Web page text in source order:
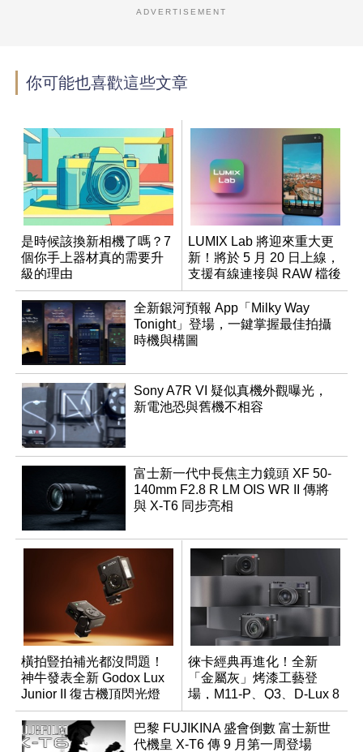
ADVERTISEMENT
你可能也喜歡這些文章
是時候該換新相機了嗎？7
個你手上器材真的需要升
級的理由
LUMIX Lab 將迎來重大更
新！將於 5 月 20 日上線，
支援有線連接與 RAW 檔後
製
全新銀河預報 App「Milky Way
Tonight」登場，一鍵掌握最佳拍攝
時機與構圖
Sony A7R VI 疑似真機外觀曝光，
新電池恐與舊機不相容
富士新一代中長焦主力鏡頭 XF 50-
140mm F2.8 R LM OIS WR II 傳將
與 X-T6 同步亮相
橫拍豎拍補光都沒問題！
神牛發表全新 Godox Lux
Junior II 復古機頂閃光燈
徠卡經典再進化！全新
「金屬灰」烤漆工藝登
場，M11-P、Q3、D-Lux 8
領銜換裝
巴黎 FUJIKINA 盛會倒數 富士新世
代機皇 X-T6 傳 9 月第一周登場